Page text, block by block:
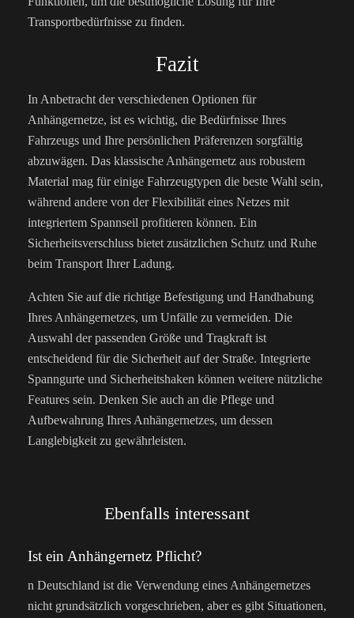
Transportbedürfnisse zu finden.
Fazit
In Anbetracht der verschiedenen Optionen für
Anhängernetze, ist es wichtig, die Bedürfnisse Ihres
Fahrzeugs und Ihre persönlichen Präferenzen sorgfältig
abzuwägen. Das klassische Anhängernetz aus robustem
Material mag für einige Fahrzeugtypen die beste Wahl sein,
während andere von der Flexibilität eines Netzes mit
integriertem Spannseil profitieren können. Ein
Sicherheitsverschluss bietet zusätzlichen Schutz und Ruhe
beim Transport Ihrer Ladung.
Achten Sie auf die richtige Befestigung und Handhabung
Ihres Anhängernetzes, um Unfälle zu vermeiden. Die
Auswahl der passenden Größe und Tragkraft ist
entscheidend für die Sicherheit auf der Straße. Integrierte
Spanngurte und Sicherheitshaken können weitere nützliche
Features sein. Denken Sie auch an die Pflege und
Aufbewahrung Ihres Anhängernetzes, um dessen
Langlebigkeit zu gewährleisten.
Ebenfalls interessant
Ist ein Anhängernetz Pflicht?
n Deutschland ist die Verwendung eines Anhängernetzes
nicht grundsätzlich vorgeschrieben, aber es gibt Situationen,